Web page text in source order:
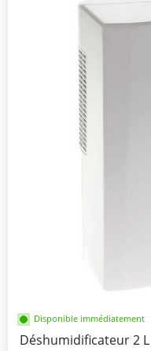
Disponible immédiatement
Déshumidificateur 2 L